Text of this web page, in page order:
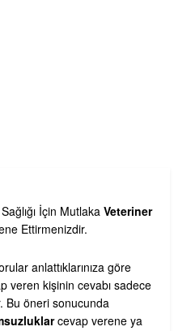
İçin Mutlaka Veteriner
Ettirmenizdir.
anlattıklarınıza göre
veren kişinin cevabı sadece
Bu öneri sonucunda
cevap verene ya